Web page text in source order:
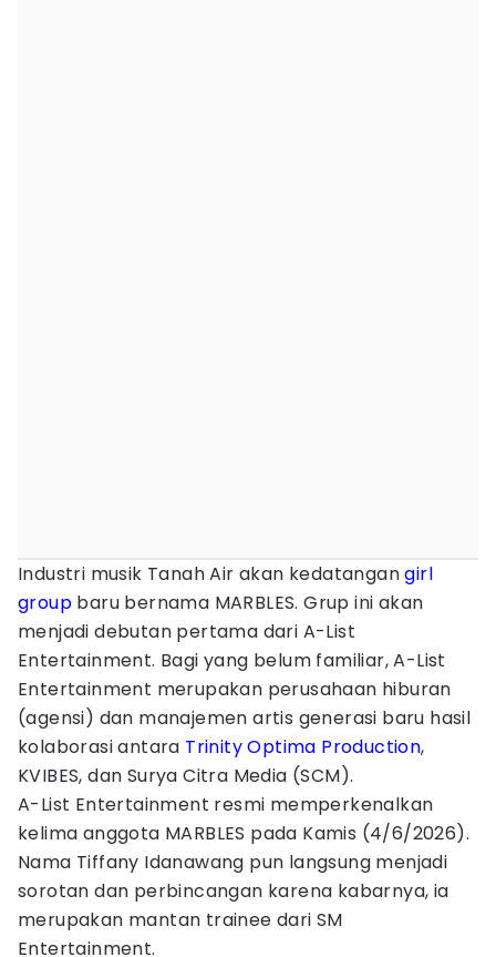
Industri musik Tanah Air akan kedatangangirl
group baru bernama MARBLES. Grup ini akan
menjadi debutan pertama dari A-List
Entertainment. Bagi yang belum familiar, A-List
Entertainment merupakan perusahaan hiburan
(agensi) dan manajemen artis generasi baru hasil
kolaborasi antara Trinity Optima Production,
KVIBES, dan Surya Citra Media (SCM).
A-List Entertainment resmi memperkenalkan
kelima anggota MARBLES pada Kamis (4/6/2026).
Nama Tiffany Idanawang pun langsung menjadi
sorotan dan perbincangan karena kabarnya, ia
merupakan mantan trainee dari SM
Entertainment.